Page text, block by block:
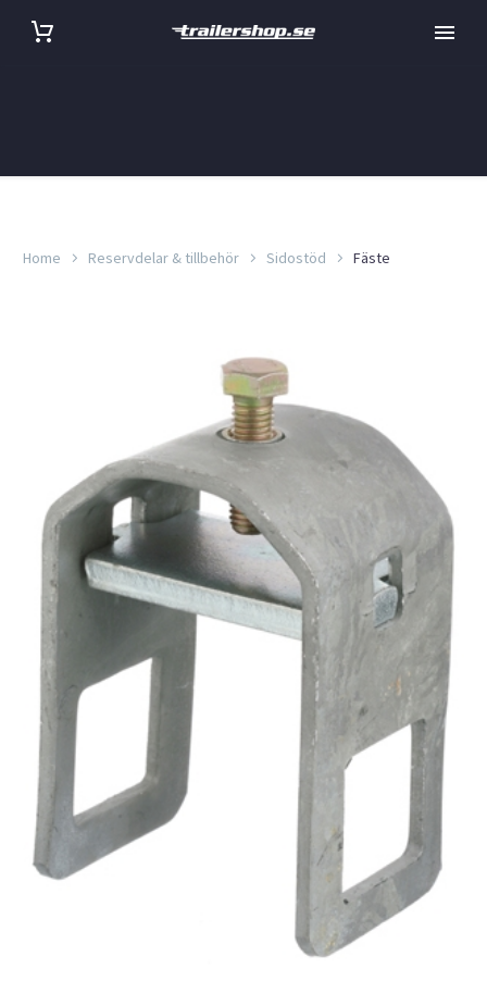
Home Reservdelar & tillbehör Sidostöd Fäste